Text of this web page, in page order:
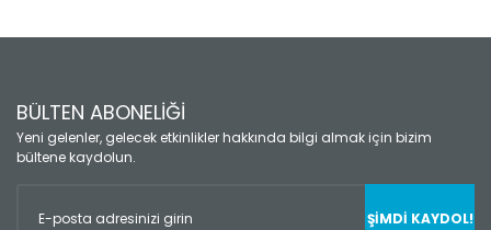
BÜLTEN ABONELİĞİ
Yeni gelenler, gelecek etkinlikler hakkında bilgi almak için bizim
bültene kaydolun.
ŞİMDİ KAYDOL!